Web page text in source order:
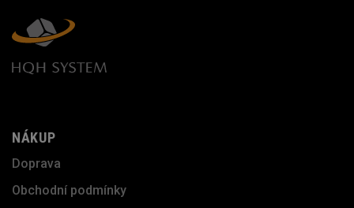
NÁKUP
Doprava
Obchodní podmínky